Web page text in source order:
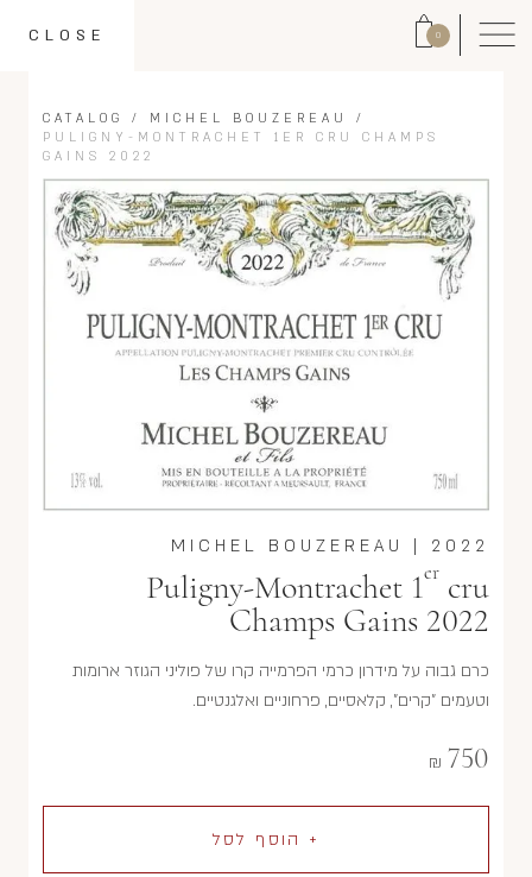
0
CLOSE
CATALOG / MICHEL BOUZEREAU
/
PULIGNY-MONTRACHET 1ER CRU CHAMPS
GAINS 2022
2022
|
MICHEL BOUZEREAU
Puligny-Montrachet 1er cru
Champs Gains 2022
כרם גבוה על מידרון כרמי הפרמייה קרו של פוליני הגוזר ארומות
וטעמים "קרים", קלאסיים, פרחוניים ואלגנטיים.
750
₪
+ הוסף לסל